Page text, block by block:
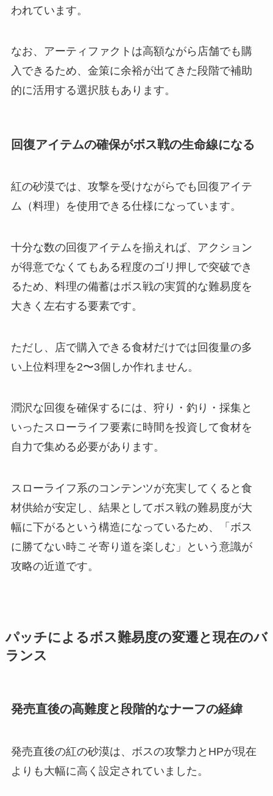
われています。
なお、アーティファクトは高額ながら店舗でも購
入できるため、金策に余裕が出てきた段階で補助
的に活用する選択肢もあります。
回復アイテムの確保がボス戦の生命線になる
紅の砂漠では、攻撃を受けながらでも回復アイテ
ム（料理）を使用できる仕様になっています。
十分な数の回復アイテムを揃えれば、アクション
が得意でなくてもある程度のゴリ押しで突破でき
るため、料理の備蓄はボス戦の実質的な難易度を
大きく左右する要素です。
ただし、店で購入できる食材だけでは回復量の多
い上位料理を2〜3個しか作れません。
潤沢な回復を確保するには、狩り・釣り・採集と
いったスローライフ要素に時間を投資して食材を
自力で集める必要があります。
スローライフ系のコンテンツが充実してくると食
材供給が安定し、結果としてボス戦の難易度が大
幅に下がるという構造になっているため、「ボス
に勝てない時こそ寄り道を楽しむ」という意識が
攻略の近道です。
パッチによるボス難易度の変遷と現在のバ
ランス
発売直後の高難度と段階的なナーフの経緯
発売直後の紅の砂漠は、ボスの攻撃力とHPが現在
よりも大幅に高く設定されていました。